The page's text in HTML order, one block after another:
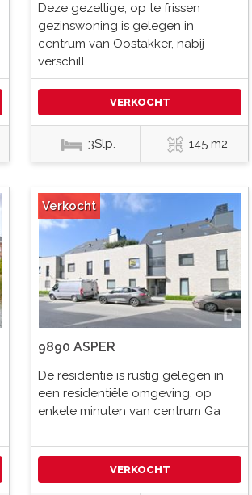
Deze gezellige, op te frissen
gezinswoning is gelegen in
centrum van Oostakker, nabij
verschill
VERKOCHT
3Slp. 145 m2
Verkocht
9890 ASPER
De residentie is rustig gelegen in
een residentiële omgeving, op
enkele minuten van centrum Ga
VERKOCHT